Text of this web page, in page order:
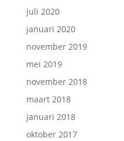
juli 2020
januari 2020
november 2019
mei 2019
november 2018
maart 2018
januari 2018
oktober 2017